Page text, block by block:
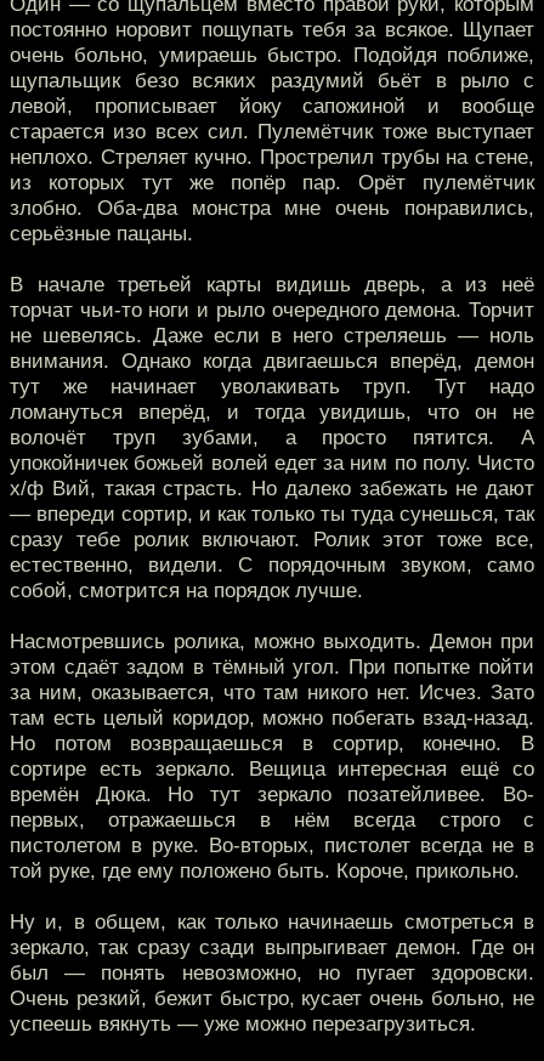
постоянно норовит пощупать тебя за всякое. Щупает
очень больно, умираешь быстро. Подойдя поближе,
щупальщик безо всяких раздумий бьёт в рыло с
левой, прописывает йоку сапожиной и вообще
старается изо всех сил. Пулемётчик тоже выступает
неплохо. Стреляет кучно. Прострелил трубы на стене,
из которых тут же попёр пар. Орёт пулемётчик
злобно. Оба-два монстра мне очень понравились,
серьёзные пацаны.
В начале третьей карты видишь дверь, а из неё
торчат чьи-то ноги и рыло очередного демона. Торчит
не шевелясь. Даже если в него стреляешь — ноль
внимания. Однако когда двигаешься вперёд, демон
тут же начинает уволакивать труп. Тут надо
ломануться вперёд, и тогда увидишь, что он не
волочёт труп зубами, а просто пятится. А
упокойничек божьей волей едет за ним по полу. Чисто
х/ф Вий, такая страсть. Но далеко забежать не дают
— впереди сортир, и как только ты туда сунешься, так
сразу тебе ролик включают. Ролик этот тоже все,
естественно, видели. С порядочным звуком, само
собой, смотрится на порядок лучше.
Насмотревшись ролика, можно выходить. Демон при
этом сдаёт задом в тёмный угол. При попытке пойти
за ним, оказывается, что там никого нет. Исчез. Зато
там есть целый коридор, можно побегать взад-назад.
Но потом возвращаешься в сортир, конечно. В
сортире есть зеркало. Вещица интересная ещё со
времён Дюка. Но тут зеркало позатейливее. Во-
первых, отражаешься в нём всегда строго с
пистолетом в руке. Во-вторых, пистолет всегда не в
той руке, где ему положено быть. Короче, прикольно.
Ну и, в общем, как только начинаешь смотреться в
зеркало, так сразу сзади выпрыгивает демон. Где он
был — понять невозможно, но пугает здоровски.
Очень резкий, бежит быстро, кусает очень больно, не
успеешь вякнуть — уже можно перезагрузиться.